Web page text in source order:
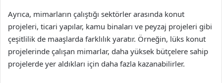
Ayrıca, mimarların çalıştığı sektörler arasında konut
projeleri, ticari yapılar, kamu binaları ve peyzaj projeleri gibi
çeşitlilik de maaşlarda farklılık yaratır. Örneğin, lüks konut
projelerinde çalışan mimarlar, daha yüksek bütçelere sahip
projelerde yer aldıkları için daha fazla kazanabilirler.